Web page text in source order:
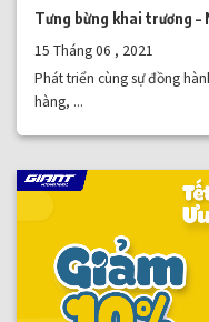
Tưng bừng khai trương –
15 Tháng 06 , 2021
Phát triển cùng sự đồng
hàng, ...